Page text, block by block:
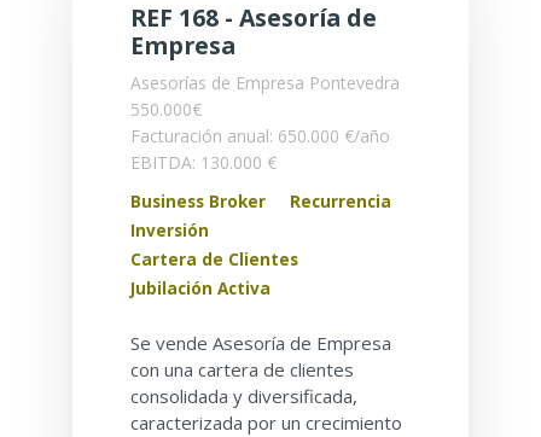
REF 168 - Asesoría de
Empresa
Asesorías de Empresa Pontevedra
550.000€
Facturación anual: 650.000 €/año
EBITDA: 130.000 €
Business Broker
Recurrencia
Inversión
Cartera de Clientes
Jubilación Activa
Se vende Asesoría de Empresa
con una cartera de clientes
consolidada y diversificada,
caracterizada por un crecimiento